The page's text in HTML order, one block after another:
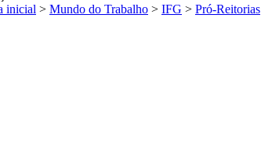
inicial > Mundo do Trabalho > IFG > Pró-Reitorias